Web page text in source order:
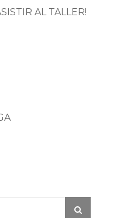
AL TALLER!